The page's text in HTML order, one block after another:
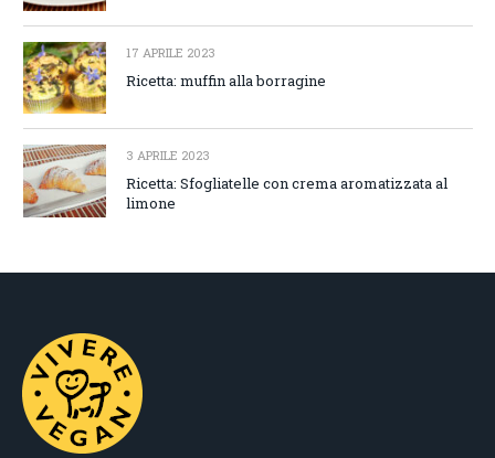
17 APRILE 2023
Ricetta: muffin alla borragine
3 APRILE 2023
Ricetta: Sfogliatelle con crema aromatizzata al
limone